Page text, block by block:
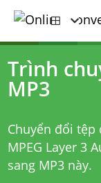
Trình
MP3
Chuyển đổi tệp
MPEG Layer 3
sang MP3này.